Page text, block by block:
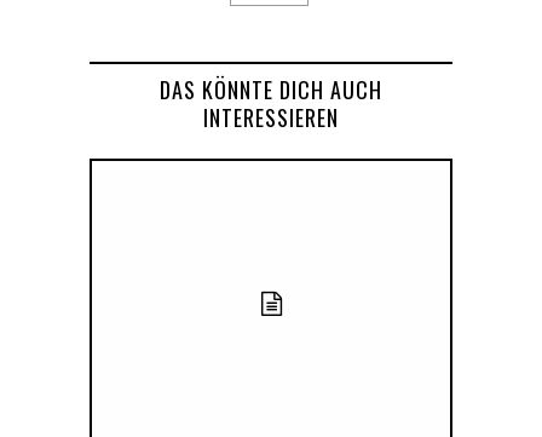
DAS KÖNNTE DICH AUCH
INTERESSIEREN